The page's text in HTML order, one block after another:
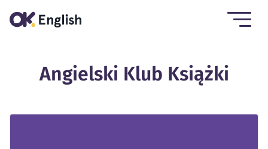
Angielski Klub Książki